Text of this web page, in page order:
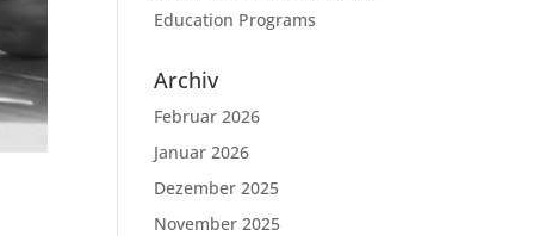
Education Programs
Archiv
Februar 2026
Januar 2026
Dezember 2025
November 2025